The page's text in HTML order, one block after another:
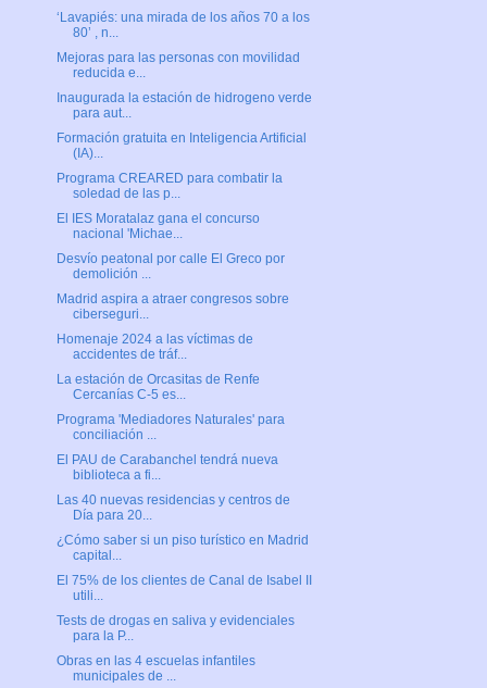
‘Lavapiés: una mirada de los años 70 a los
80’ , n...
Mejoras para las personas con movilidad
reducida e...
Inaugurada la estación de hidrogeno verde
para aut...
Formación gratuita en Inteligencia Artificial
(IA)...
Programa CREARED para combatir la
soledad de las p...
El IES Moratalaz gana el concurso
nacional 'Michae...
Desvío peatonal por calle El Greco por
demolición ...
Madrid aspira a atraer congresos sobre
ciberseguri...
Homenaje 2024 a las víctimas de
accidentes de tráf...
La estación de Orcasitas de Renfe
Cercanías C-5 es...
Programa 'Mediadores Naturales' para
conciliación ...
El PAU de Carabanchel tendrá nueva
biblioteca a fi...
Las 40 nuevas residencias y centros de
Día para 20...
¿Cómo saber si un piso turístico en Madrid
capital...
El 75% de los clientes de Canal de Isabel II
utili...
Tests de drogas en saliva y evidenciales
para la P...
Obras en las 4 escuelas infantiles
municipales de ...